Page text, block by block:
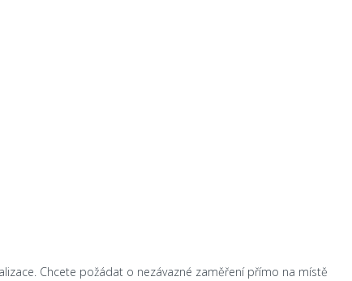
Chcete požádat o nezávazné zaměření přímo na místě